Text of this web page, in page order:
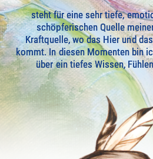
steht für eine sehr tiefe,
schöpferischen Quelle
Kraftquelle, wo das Hier und
kommt. In diesen Momenten bin
über ein tiefes Wissen,